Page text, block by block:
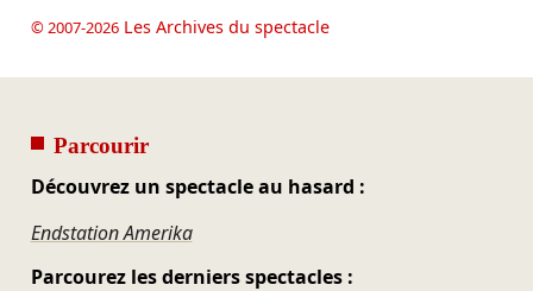
© 2007-2026Les Archives du spectacle
Parcourir
Découvrez un spectacle au hasard :
Endstation Amerika
Parcourez les derniers spectacles :